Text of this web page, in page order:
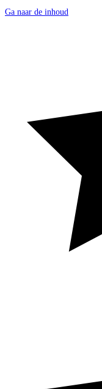
Ga naar de inhoud